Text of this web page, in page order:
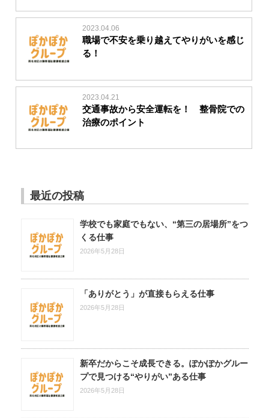
2023.04.06
職場で不安を乗り越えてやりがいを感じ
る！
2023.04.21
交通事故から安全運転を！ 整骨院での
治療のポイント
最近の投稿
学校でも家庭でもない、“第三の居場所”をつ
くる仕事
2026年5月28日
「ありがとう」が直接もらえる仕事
2026年5月28日
新卒だからこそ成長できる。ぽかぽかグルー
プで見つける“やりがい”ある仕事
2026年5月28日